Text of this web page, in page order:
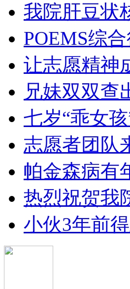
我院肝豆状
POEMS综
让志愿精神
兄妹双双查
七岁“乖女
志愿者团队
帕金森病有
热烈祝贺我
小伙3年前